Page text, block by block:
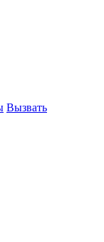
Вызвать